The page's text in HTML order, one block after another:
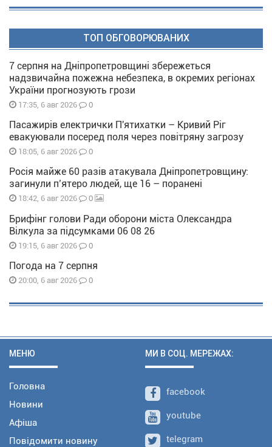
ТОП ОБГОВОРЮВАНИХ
7 серпня на Дніпропетровщині збережеться
надзвичайна пожежна небезпека, в окремих регіонах
України прогнозують грози
17:35, 6 авг 2026 0
Пасажирів електрички П'ятихатки – Кривий Ріг
евакуювали посеред поля через повітряну загрозу
18:05, 6 авг 2026 0
Росія майже 60 разів атакувала Дніпропетровщину:
загинули п’ятеро людей, ще 16 – поранені
18:42, 6 авг 2026 0
Брифінг голови Ради оборони міста Олександра
Вілкула за підсумками 06 08 26
19:15, 6 авг 2026 0
Погода на 7 серпня
20:00, 6 авг 2026 0
МЕНЮ
Головна
Новини
Афіша
Повідомити новину
МИ В СОЦ. МЕРЕЖАХ:
facebook
youtube
telegram